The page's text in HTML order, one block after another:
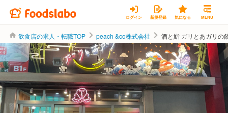
ログイン 新規登録 気になる MENU
飲食店の求人・転職TOP peach &co株式会社 酒と鮨 ガリとあガリの
peach &co株式会社